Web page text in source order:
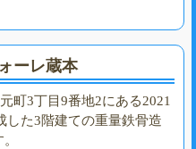
ーレ蔵本
町3丁目9番地2にある2021
した3階建ての重量鉄骨造